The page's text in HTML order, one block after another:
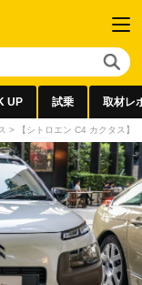
UP 試乗 取材レ
> 【シトロエン C4 カクタス】